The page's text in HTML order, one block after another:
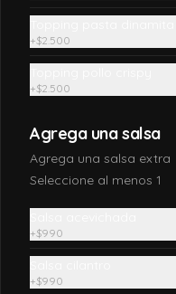
+$2.500
+$2.500
Agrega una salsa
Agrega una salsa extra
Seleccione al menos 1
+$990
+$990